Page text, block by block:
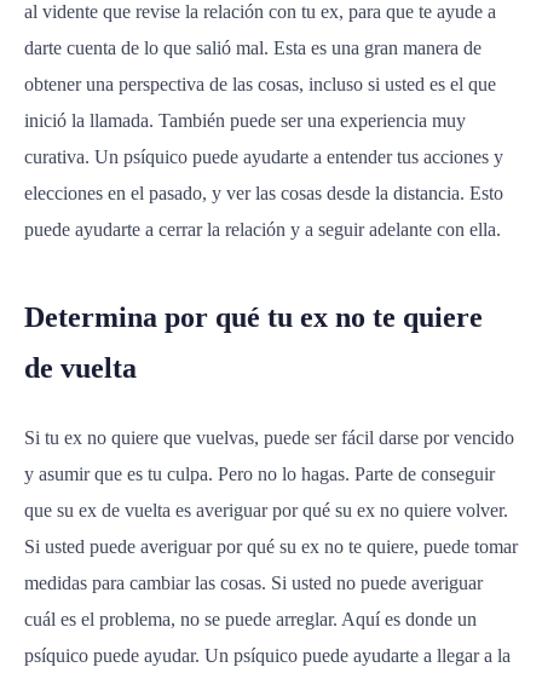
al vidente que revise la relación con tu ex, para que te ayude a
darte cuenta de lo que salió mal. Esta es una gran manera de
obtener una perspectiva de las cosas, incluso si usted es el que
inició la llamada. También puede ser una experiencia muy
curativa. Un psíquico puede ayudarte a entender tus acciones y
elecciones en el pasado, y ver las cosas desde la distancia. Esto
puede ayudarte a cerrar la relación y a seguir adelante con ella.
Determina por qué tu ex no te quiere
de vuelta
Si tu ex no quiere que vuelvas, puede ser fácil darse por vencido
y asumir que es tu culpa. Pero no lo hagas. Parte de conseguir
que su ex de vuelta es averiguar por qué su ex no quiere volver.
Si usted puede averiguar por qué su ex no te quiere, puede tomar
medidas para cambiar las cosas. Si usted no puede averiguar
cuál es el problema, no se puede arreglar. Aquí es donde un
psíquico puede ayudar. Un psíquico puede ayudarte a llegar a la